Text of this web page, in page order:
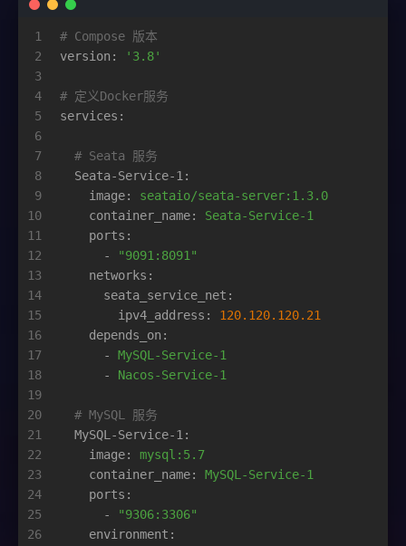
1
2
3
4
5
6
7
8
9
10
11
12
13
14
15
16
17
18
19
20
21
22
23
24
25
26
# Compose 版本
version:
'3.8'
# 定义Docker服务
services:
# Seata 服务
Seata-Service-1:
image:
seataio/seata-server:1.3.0
container_name:
Seata-Service-1
ports:
-
"9091:8091"
networks:
seata_service_net:
ipv4_address:
120.120.120.21
depends_on:
-
MySQL-Service-1
-
Nacos-Service-1
# MySQL 服务
MySQL-Service-1:
image:
mysql:5.7
container_name:
MySQL-Service-1
ports:
-
"9306:3306"
environment: